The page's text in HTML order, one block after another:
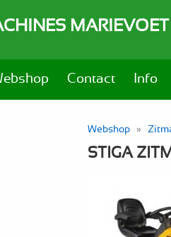
MARIEVOET
Contact Info
Webshop »
STIGA